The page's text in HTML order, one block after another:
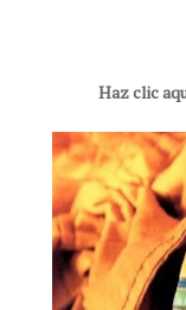
Haz clic